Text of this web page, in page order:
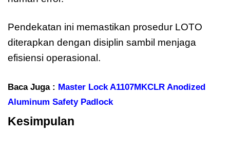
Pendekatan ini memastikan prosedur LOTO
diterapkan dengan disiplin sambil menjaga
efisiensi operasional.
Baca Juga : Master Lock A1107MKCLR Anodized
Aluminum Safety Padlock
Kesimpulan